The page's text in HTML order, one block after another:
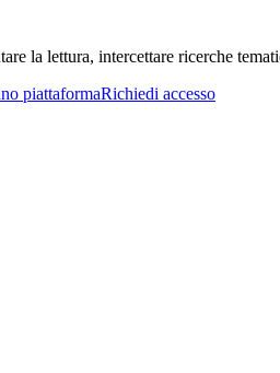
la lettura, intercettare ricerche
piattaformaRichiedi accesso